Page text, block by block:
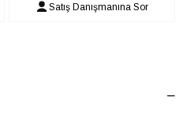
Satış Danışmanına Sor